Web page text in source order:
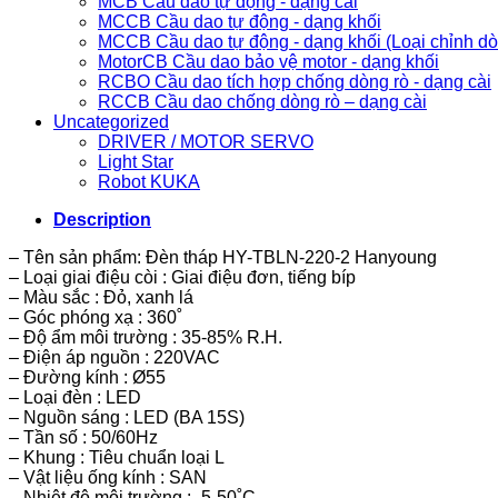
MCCB Cầu dao tự động - dạng khối
MCCB Cầu dao tự động - dạng khối (Loại chỉnh
MotorCB Cầu dao bảo vệ motor - dạng khối
RCBO Cầu dao tích hợp chống dòng rò - dạng cài
RCCB Cầu dao chống dòng rò – dạng cài
Uncategorized
DRIVER / MOTOR SERVO
Light Star
Robot KUKA
Description
– Tên sản phẩm: Đèn tháp HY-TBLN-220-2 Hanyoung
– Loại giai điệu còi : Giai điệu đơn, tiếng bíp
– Màu sắc : Đỏ, xanh lá
– Góc phóng xạ : 360˚
– Độ ẩm môi trường : 35-85% R.H.
– Điện áp nguồn : 220VAC
– Đường kính : Ø55
– Loại đèn : LED
– Nguồn sáng : LED (BA 15S)
– Tần số : 50/60Hz
– Khung : Tiêu chuẩn loại L
– Vật liệu ống kính : SAN